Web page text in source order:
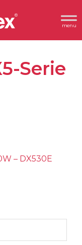
Header
Rechts
Serie
– DX530E